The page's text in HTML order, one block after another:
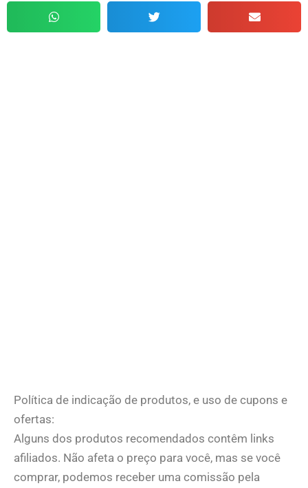
Política de indicação de produtos, e uso de cupons e
ofertas:
Alguns dos produtos recomendados contêm links
afiliados. Não afeta o preço para você, mas se você
comprar, podemos receber uma comissão pela